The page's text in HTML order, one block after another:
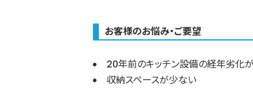
お客様のお悩み・ご要望
20年前のキッチン設備の経年劣化
収納スペースが少ない